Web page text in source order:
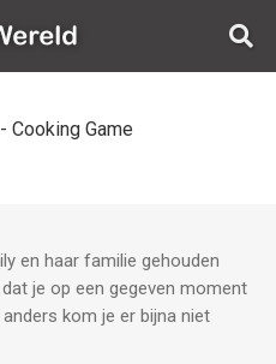
AppWereld
Cooking Game
en haar familie gehouden
je op een gegeven moment
kom je er bijna niet